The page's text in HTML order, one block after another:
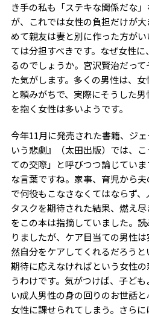
き手の私も「ステキな関係だな
が、これでは女性の負担だけが
めて親友は妻と別に作った方が
ては分担すべきです。なぜ女性
るのでしょうか。宮沢賢治だっ
た気がします。多くの男性は、
と頼みがちで、実際にそうした
を抱く女性は多いようです。
今年11月に発売された書籍、ジ
いう悲劇』（太田出版）では、
ての交際」と呼びつつ論じてい
な言葉ですね。家事、育児から
で何役もこなさなくてはならず
タスクを期待された結果、燃え
をこの本は指摘していました。
りましたが、ケア目当ての男性
然自分をケアしてくれるだろうと
期待に応えなければという女性
うわけです。気がつけば、子ど
い成人男性の身の回りのお世話と
女性に課せられてしまう。さら